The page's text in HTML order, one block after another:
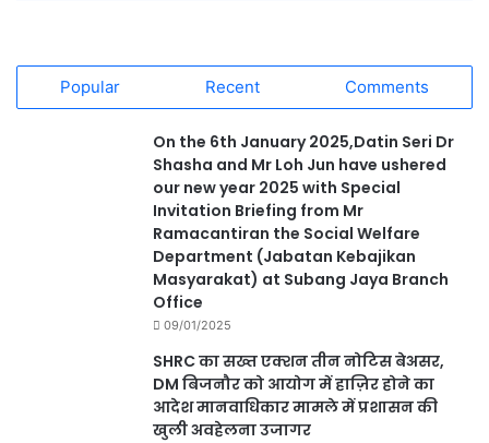
Popular Recent Comments
On the 6th January 2025,Datin Seri Dr
Shasha and Mr Loh Jun have ushered
our new year 2025 with Special
Invitation Briefing from Mr
Ramacantiran the Social Welfare
Department (Jabatan Kebajikan
Masyarakat) at Subang Jaya Branch
Office
09/01/2025
SHRC का सख्त एक्शन तीन नोटिस बेअसर,
DM बिजनौर को आयोग में हाज़िर होने का
आदेश मानवाधिकार मामले में प्रशासन की
खुली अवहेलना उजागर